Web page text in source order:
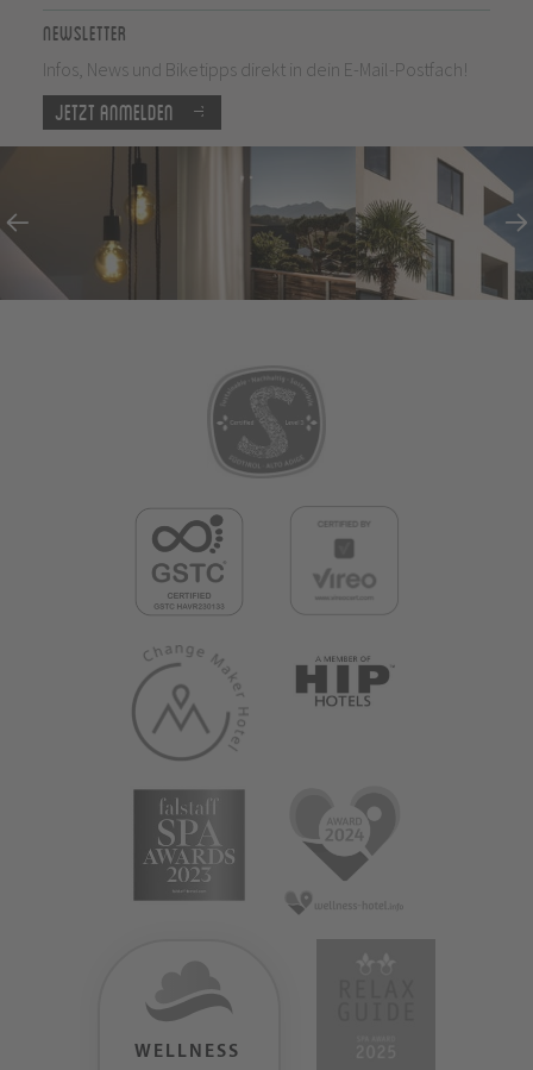
Newsletter
Infos, News und Biketipps direkt in dein E-Mail-Postfach!
Jetzt anmelden
WELLNESS